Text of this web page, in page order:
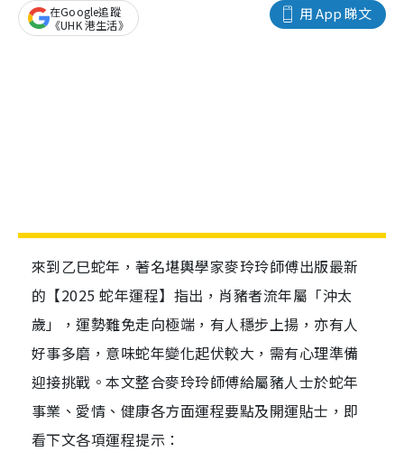
用 App 睇文
在Google追蹤
《UHK 港生活》
來到乙巳蛇年，著名堪輿學家麥玲玲師傅出版最新
的【2025 蛇年運程】指出，肖豬者流年屬「沖太
歲」，運勢難免走向極端，有人穩步上揚，亦有人
好事多磨，意味蛇年變化起伏較大，需有心理準備
迎接挑戰。本文整合麥玲玲師傅給屬豬人士於蛇年
事業、愛情、健康各方面運程要點及開運貼士，即
看下文各項運程提示：